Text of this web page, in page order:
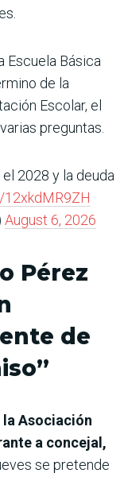
Escuela Básica
de la
Escolar, el
preguntas.
2028 y la deuda
August 6, 2026
Pérez
de
Asociación
a concejal,
se pretende